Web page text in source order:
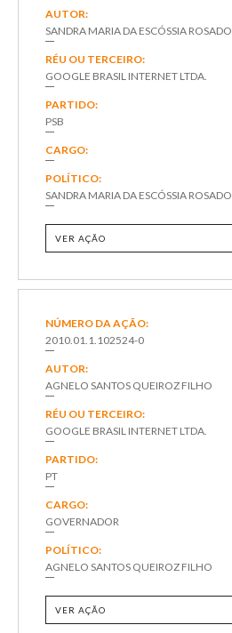
AUTOR:
SANDRA MARIA DA ESCÓSSIA ROSADO
RÉU OU TERCEIRO:
GOOGLE BRASIL INTERNET LTDA.
PARTIDO:
PSB
CARGO:
POLÍTICO:
SANDRA MARIA DA ESCÓSSIA ROSADO
VER AÇÃO
NÚMERO DA AÇÃO:
2010.01.1.102524-0
AUTOR:
AGNELO SANTOS QUEIROZ FILHO
RÉU OU TERCEIRO:
GOOGLE BRASIL INTERNET LTDA.
PARTIDO:
PT
CARGO:
GOVERNADOR
POLÍTICO:
AGNELO SANTOS QUEIROZ FILHO
VER AÇÃO